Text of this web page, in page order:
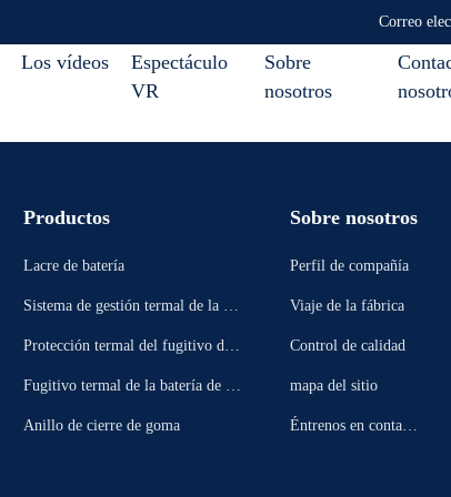
Correo
Los vídeos
Espectáculo
VR
Sobre
nosotros
Productos
Lacre de batería
Sistema de gestión termal de la bat
Protección termal del fugitivo de l
Fugitivo termal de la batería de E
Anillo de cierre de goma
Sobre nosotros
Perfil de compañía
Viaje de la fábrica
Control de calidad
mapa del sitio
Éntrenos en contacto